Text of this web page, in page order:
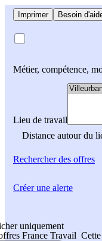
Imprimer Besoin
Métier, compétence,
Lieu de travail
Distance autour du
Rechercherdes offres
uniquement
France Travail
Créer une alerte